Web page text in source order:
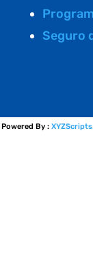
Seguro
Powered By :